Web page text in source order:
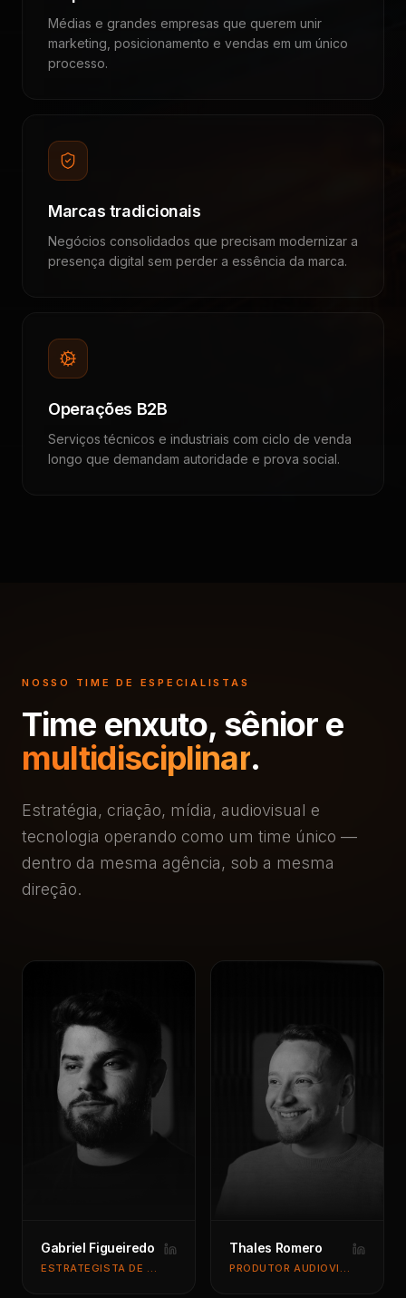
Médias e grandes empresas que querem unir
marketing, posicionamento e vendas em um único
processo.
Marcas tradicionais
Negócios consolidados que precisam modernizar a
presença digital sem perder a essência da marca.
Operações B2B
Serviços técnicos e industriais com ciclo de venda
longo que demandam autoridade e prova social.
NOSSO TIME DE ESPECIALISTAS
Time enxuto, sênior e
multidisciplinar.
Estratégia, criação, mídia, audiovisual e
tecnologia operando como um time único —
dentro da mesma agência, sob a mesma
direção.
Gabriel Figueiredo
ESTRATEGISTA DE MARCAS
Thales Romero
PRODUTOR AUDIOVISUAL & EXECUTIVO